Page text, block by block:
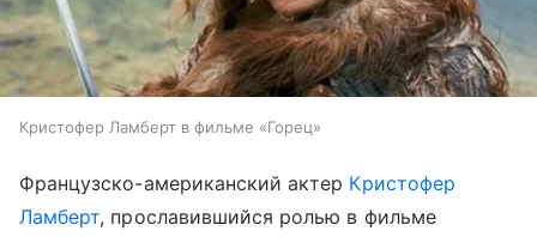
Кристофер Ламберт в фильме «Горец»
Французско-американский актер Кристофер
Ламберт, прославившийся ролью в фильме